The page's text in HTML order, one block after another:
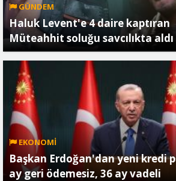
GÜNDEM
Haluk Levent'e 4 daire kaptıran
Müteahhit soluğu savcılıkta aldı
EKONOMİ
Başkan Erdoğan'dan yeni kredi
ay geri ödemesiz, 36 ay vadeli